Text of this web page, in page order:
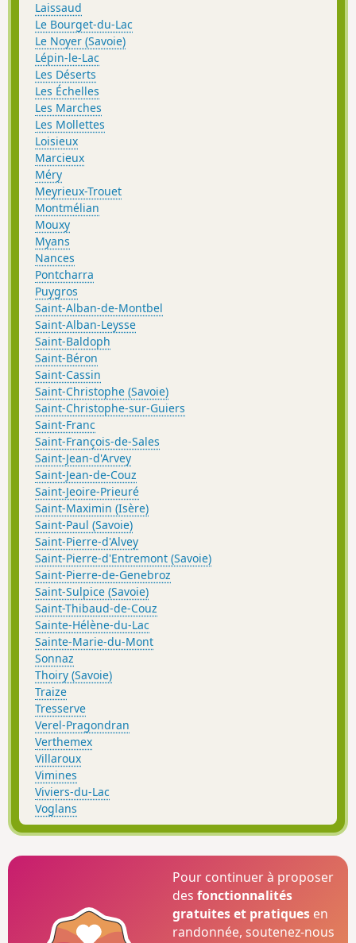
Laissaud
Le Bourget-du-Lac
Le Noyer (Savoie)
Lépin-le-Lac
Les Déserts
Les Échelles
Les Marches
Les Mollettes
Loisieux
Marcieux
Méry
Meyrieux-Trouet
Montmélian
Mouxy
Myans
Nances
Pontcharra
Puygros
Saint-Alban-de-Montbel
Saint-Alban-Leysse
Saint-Baldoph
Saint-Béron
Saint-Cassin
Saint-Christophe (Savoie)
Saint-Christophe-sur-Guiers
Saint-Franc
Saint-François-de-Sales
Saint-Jean-d'Arvey
Saint-Jean-de-Couz
Saint-Jeoire-Prieuré
Saint-Maximin (Isère)
Saint-Paul (Savoie)
Saint-Pierre-d'Alvey
Saint-Pierre-d'Entremont (Savoie)
Saint-Pierre-de-Genebroz
Saint-Sulpice (Savoie)
Saint-Thibaud-de-Couz
Sainte-Hélène-du-Lac
Sainte-Marie-du-Mont
Sonnaz
Thoiry (Savoie)
Traize
Tresserve
Verel-Pragondran
Verthemex
Villaroux
Vimines
Viviers-du-Lac
Voglans
Pour continuer à proposer
desfonctionnalités
gratuites et pratiques en
randonnée, soutenez-nous